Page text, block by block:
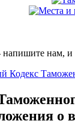
нам,
Кодекс
о